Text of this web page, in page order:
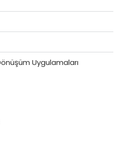
Uygulamaları